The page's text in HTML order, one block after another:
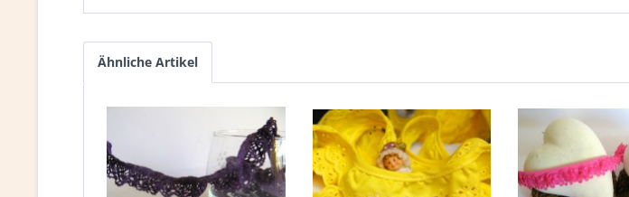
Ähnliche Artikel